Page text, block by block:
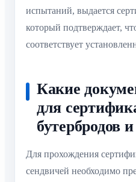
испытаний, выдается
который подтверждает,
соответствует
Какие
для
бутербродов
Для прохождения
сендвичей необходимо